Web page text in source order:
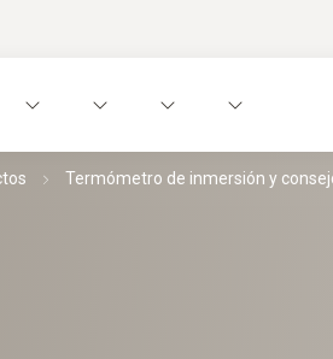
Termómetro de inmersión y